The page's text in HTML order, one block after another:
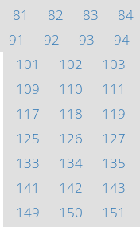
81
82 83 84
91
92 93 94
101
102 103
109
110 111
117
118 119
125
126 127
133
134 135
141
142 143
149
150 151